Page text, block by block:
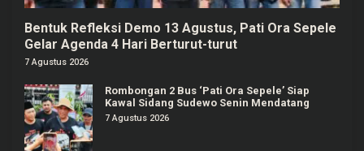
Bentuk Refleksi Demo 13 Agustus, Pati Ora Sepele
Gelar Agenda 4 Hari Berturut-turut
7 Agustus 2026
Rombongan 2 Bus ‘Pati Ora Sepele’ Siap
Kawal Sidang Sudewo Senin Mendatang
7 Agustus 2026